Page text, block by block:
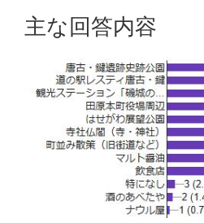
主な回答内容